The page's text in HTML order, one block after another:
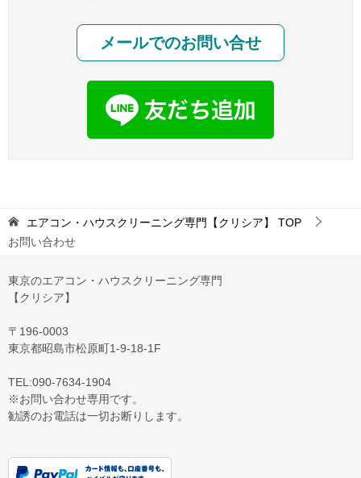
メールでのお問い合せ
エアコン・ハウスクリーニング専門【クリシア】
TOP
お問い合わせ
東京のエアコン・ハウスクリーニング専門
【クリシア】
〒196-0003
東京都昭島市松原町1-9‐18‐1F
TEL:090-7634-1904
※お問い合わせ専用です。
勧誘のお電話は一切お断りします。